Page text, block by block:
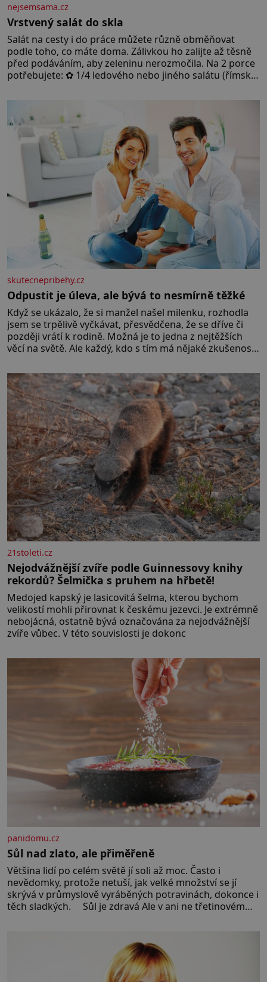
nejsemsama.cz
Vrstvený salát do skla
Salát na cesty i do práce můžete různě obměňovat
podle toho, co máte doma. Zálivkou ho zalijte až těsně
před podáváním, aby zeleninu nerozmočila. Na 2 porce
potřebujete: ✿ 1/4 ledového nebo jiného salátu (římský
okurky ✿ 2 rajčata Zálivka: ✿ 4 lžíce olivového oleje ✿ 1
lžíci citronové šťávy ✿ ½ stroužku
skutecnepribehy.cz
Odpustit je úleva, ale bývá to nesmírně těžké
Když se ukázalo, že si manžel našel milenku, rozhodla
jsem se trpělivě vyčkávat, přesvědčena, že se dříve či
později vrátí k rodině. Možná je to jedna z nejtěžších
věcí na světě. Ale každý, kdo s tím má nějaké zkušenosti,
Když se ke mně doneslo, že si manžel pořídil milenku,
21stoleti.cz
Nejodvážnější zvíře podle Guinnessovy knihy
rekordů? Šelmička s pruhem na hřbetě!
Medojed kapský je lasicovitá šelma, kterou bychom
velikostí mohli přirovnat k českému jezevci. Je extrémně
nebojácná, ostatně bývá označována za nejodvážnější
zvíře vůbec. V této souvislosti je dokonc
panidomu.cz
Sůl nad zlato, ale přiměřeně
Většina lidí po celém světě jí soli až moc. Často i
nevědomky, protože netuší, jak velké množství se jí
skrývá v průmyslově vyráběných potravinách, dokonce i
těch sladkých. Sůl je zdravá Ale v ani ne třetinovém